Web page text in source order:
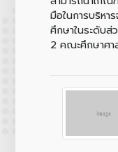
มือในการบริหา
ศึกษาในระดับ
2 คณะศึกษาศา